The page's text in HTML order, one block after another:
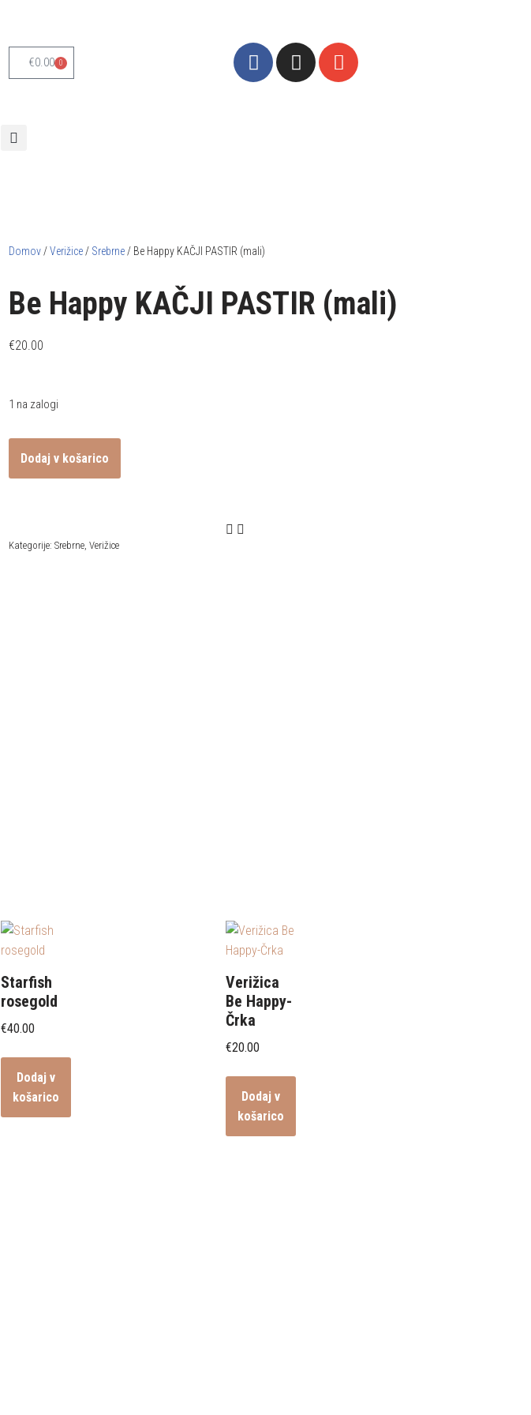
€0.00 0
Domov /Verižice / Srebrne / Be Happy KAČJI PASTIR (mali)
Be Happy KAČJI PASTIR (mali)
€20.00
1 na zalogi
Dodaj v košarico
Kategorije: Srebrne, Verižice
Starfish
rosegold
€40.00
Dodaj v
košarico
Verižica
Be Happy-
Črka
€20.00
Dodaj v
košarico